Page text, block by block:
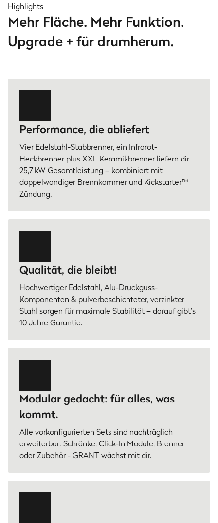
Highlights
Mehr Fläche. Mehr Funktion.
Upgrade + für drumherum.
Performance, die abliefert
Vier Edelstahl-Stabbrenner, ein Infrarot-
Heckbrenner plus XXL Keramikbrenner liefern dir
25,7 kW Gesamtleistung – kombiniert mit
doppelwandiger Brennkammer und Kickstarter™
Zündung.
Qualität, die bleibt!
Hochwertiger Edelstahl, Alu-Druckguss-
Komponenten & pulverbeschichteter, verzinkter
Stahl sorgen für maximale Stabilität – darauf gibt's
10 Jahre Garantie.
Modular gedacht: für alles, was
kommt.
Alle vorkonfigurierten Sets sind nachträglich
erweiterbar: Schränke, Click-In Module, Brenner
oder Zubehör - GRANT wächst mit dir.